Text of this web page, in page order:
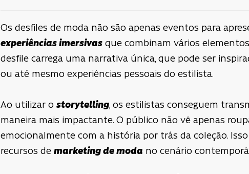
Os desfiles de moda não são apenas eventos para
experiências imersivas que combinam vários
desfile carrega uma narrativa única, que pode ser
ou até mesmo experiências pessoais do estilista.
Ao utilizar o storytelling, os estilistas conseguem
maneira mais impactante. O público não vê apenas
emocionalmente com a história por trás da coleção.
recursos de marketing de moda no cenário